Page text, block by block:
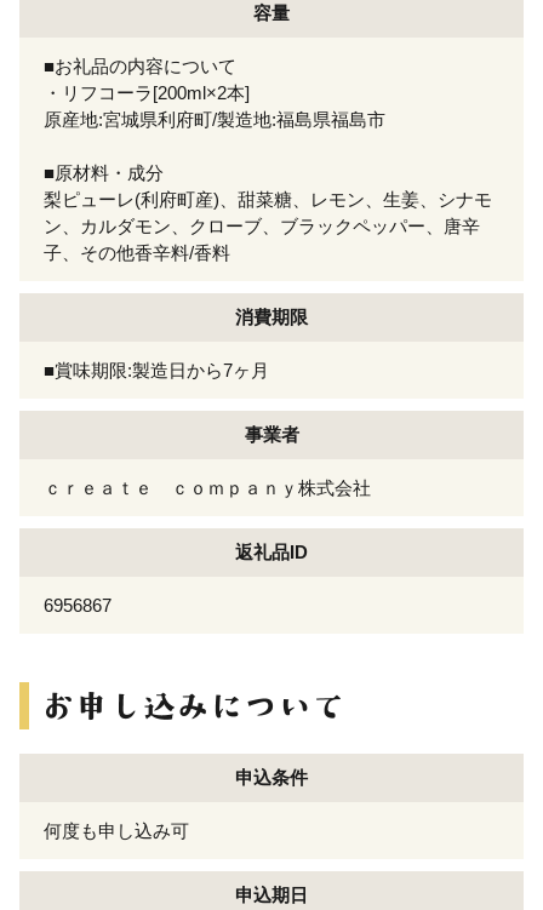
容量
■お礼品の内容について
・リフコーラ[200ml×2本]
原産地:宮城県利府町/製造地:福島県福島市
■原材料・成分
梨ピューレ(利府町産)、甜菜糖、レモン、生姜、シナモ
ン、カルダモン、クローブ、ブラックペッパー、唐辛
子、その他香辛料/香料
消費期限
■賞味期限:製造日から7ヶ月
事業者
ｃｒｅａｔｅ ｃｏｍｐａｎｙ株式会社
返礼品ID
6956867
申込条件
何度も申し込み可
申込期日